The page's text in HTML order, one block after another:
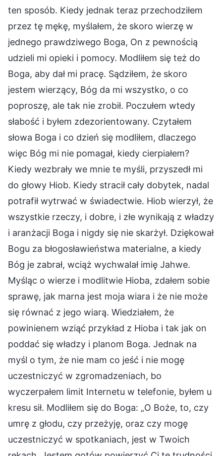
ten sposób. Kiedy jednak teraz przechodziłem
przez tę mękę, myślałem, że skoro wierzę w
jednego prawdziwego Boga, On z pewnością
udzieli mi opieki i pomocy. Modliłem się też do
Boga, aby dał mi pracę. Sądziłem, że skoro
jestem wierzący, Bóg da mi wszystko, o co
poproszę, ale tak nie zrobił. Poczułem wtedy
słabość i byłem zdezorientowany. Czytałem
słowa Boga i co dzień się modliłem, dlaczego
więc Bóg mi nie pomagał, kiedy cierpiałem?
Kiedy wezbrały we mnie te myśli, przyszedł mi
do głowy Hiob. Kiedy stracił cały dobytek, nadal
potrafił wytrwać w świadectwie. Hiob wierzył, że
wszystkie rzeczy, i dobre, i złe wynikają z władzy
i aranżacji Boga i nigdy się nie skarżył. Dziękował
Bogu za błogosławieństwa materialne, a kiedy
Bóg je zabrał, wciąż wychwalał imię Jahwe.
Myśląc o wierze i modlitwie Hioba, zdałem sobie
sprawę, jak marna jest moja wiara i że nie może
się równać z jego wiarą. Wiedziałem, że
powinienem wziąć przykład z Hioba i tak jak on
poddać się władzy i planom Boga. Jednak na
myśl o tym, że nie mam co jeść i nie mogę
uczestniczyć w zgromadzeniach, bo
wyczerpałem limit Internetu w telefonie, byłem u
kresu sił. Modliłem się do Boga: „O Boże, to, czy
umrę z głodu, czy przeżyję, oraz czy mogę
uczestniczyć w spotkaniach, jest w Twoich